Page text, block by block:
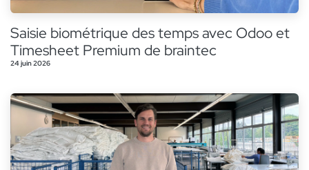
Saisie biométrique des temps avec Odoo et
Timesheet Premium de braintec
24 juin 2026